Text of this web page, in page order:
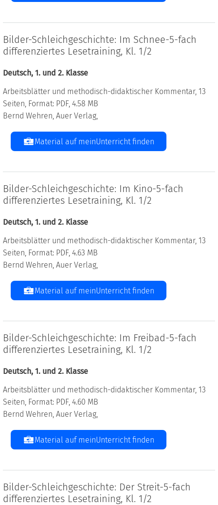
Bilder-Schleichgeschichte: Im Schnee-5-fach
differenziertes Lesetraining, Kl. 1/2
Deutsch, 1. und 2. Klasse
Arbeitsblätter und methodisch-didaktischer Kommentar, 13
Seiten, Format: PDF, 4.58 MB
Bernd Wehren, Auer Verlag,
Material auf meinUnterricht finden
Bilder-Schleichgeschichte: Im Kino-5-fach
differenziertes Lesetraining, Kl. 1/2
Deutsch, 1. und 2. Klasse
Arbeitsblätter und methodisch-didaktischer Kommentar, 13
Seiten, Format: PDF, 4.63 MB
Bernd Wehren, Auer Verlag,
Material auf meinUnterricht finden
Bilder-Schleichgeschichte: Im Freibad-5-fach
differenziertes Lesetraining, Kl. 1/2
Deutsch, 1. und 2. Klasse
Arbeitsblätter und methodisch-didaktischer Kommentar, 13
Seiten, Format: PDF, 4.60 MB
Bernd Wehren, Auer Verlag,
Material auf meinUnterricht finden
Bilder-Schleichgeschichte: Der Streit-5-fach
differenziertes Lesetraining, Kl. 1/2